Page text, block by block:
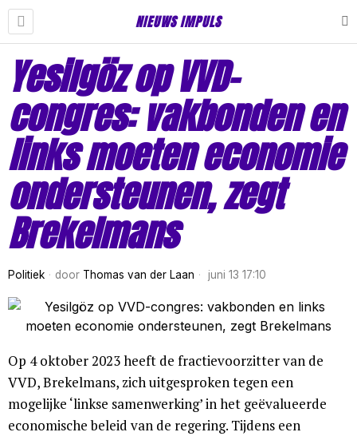
NIEUWS IMPULS
Yesilgöz op VVD-
congres: vakbonden en
links moeten economie
ondersteunen, zegt
Brekelmans
Politiek door Thomas van der Laan juni 13 17:10
Op 4 oktober 2023 heeft de fractievoorzitter van de
VVD, Brekelmans, zich uitgesproken tegen een
mogelijke ‘linkse samenwerking’ in het geëvalueerde
economische beleid van de regering. Tijdens een